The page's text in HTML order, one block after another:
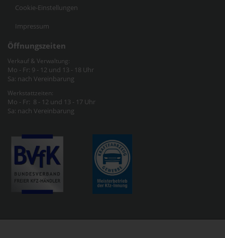
Cookie-Einstellungen
Impressum
Öffnungszeiten
Verkauf & Verwaltung:
Mo - Fr: 9 - 12 und 13 - 18 Uhr
Sa: nach Vereinbarung
Werkstattzeiten:
Mo - Fr: 8 - 12 und 13 - 17 Uhr
Sa: nach Vereinbarung